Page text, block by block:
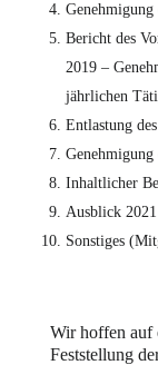
Genehmigung
Bericht des
2019 –
jährlichen
Entlastung
Genehmigung
Inhaltlicher
Ausblick 2021
Sonstiges
Wir hoffen auf
Feststellung